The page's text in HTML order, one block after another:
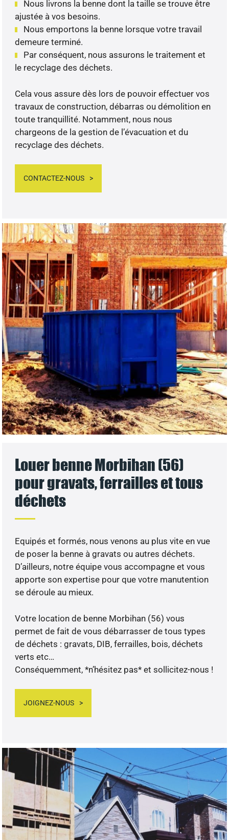
Nous livrons la benne dont la taille se trouve être
ajustée à vos besoins.
Nous emportons la benne lorsque votre travail
demeure terminé.
Par conséquent, nous assurons le traitement et
le recyclage des déchets.
Cela vous assure dès lors de pouvoir effectuer vos
travaux de construction, débarras ou démolition en
toute tranquillité. Notamment, nous nous
chargeons de la gestion de l’évacuation et du
recyclage des déchets.
CONTACTEZ-NOUS
Louer benne Morbihan (56)
pour gravats, ferrailles et tous
déchets
Equipés et formés, nous venons au plus vite en vue
de poser la benne à gravats ou autres déchets.
D’ailleurs, notre équipe vous accompagne et vous
apporte son expertise pour que votre manutention
se déroule au mieux.
Votre location de benne Morbihan (56) vous
permet de fait de vous débarrasser de tous types
de déchets : gravats, DIB, ferrailles, bois, déchets
verts etc…
Conséquemment, *n’hésitez pas* et sollicitez-nous !
JOIGNEZ-NOUS